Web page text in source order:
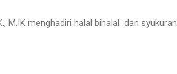
M.IK menghadiri halal bihalal dan syukuran